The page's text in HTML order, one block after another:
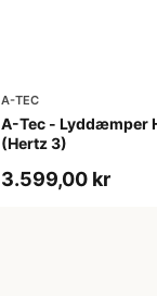
A-TEC
A-Tec - Lyddæmper
(Hertz 3)
3.599,00 kr